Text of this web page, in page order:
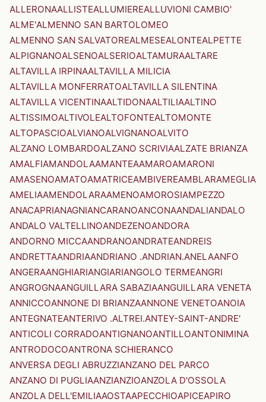
ALLERONAALLISTEALLUMIEREALLUVIONI CAMBIO'
ALME'ALMENNO SAN BARTOLOMEO
ALMENNO SAN SALVATOREALMESEALONTEALPETTE
ALPIGNANOALSENOALSERIOALTAMURAALTARE
ALTAVILLA IRPINAALTAVILLA MILICIA
ALTAVILLA MONFERRATOALTAVILLA SILENTINA
ALTAVILLA VICENTINAALTIDONAALTILIAALTINO
ALTISSIMOALTIVOLEALTOFONTEALTOMONTE
ALTOPASCIOALVIANOALVIGNANOALVITO
ALZANO LOMBARDOALZANO SCRIVIAALZATE BRIANZA
AMALFIAMANDOLAAMANTEAAMAROAMARONI
AMASENOAMATOAMATRICEAMBIVEREAMBLARAMEGLIA
AMELIAAMENDOLARAAMENOAMOROSIAMPEZZO
ANACAPRIANAGNIANCARANOANCONAANDALIANDALO
ANDALO VALTELLINOANDEZENOANDORA
ANDORNO MICCAANDRANOANDRATEANDREIS
ANDRETTAANDRIAANDRIANO .ANDRIAN.ANELAANFO
ANGERAANGHIARIANGIARIANGOLO TERMEANGRI
ANGROGNAANGUILLARA SABAZIAANGUILLARA VENETA
ANNICCOANNONE DI BRIANZAANNONE VENETOANOIA
ANTEGNATEANTERIVO .ALTREI.ANTEY-SAINT-ANDRE'
ANTICOLI CORRADOANTIGNANOANTILLOANTONIMINA
ANTRODOCOANTRONA SCHIERANCO
ANVERSA DEGLI ABRUZZIANZANO DEL PARCO
ANZANO DI PUGLIAANZIANZIOANZOLA D'OSSOLA
ANZOLA DELL'EMILIAAOSTAAPECCHIOAPICEAPIRO